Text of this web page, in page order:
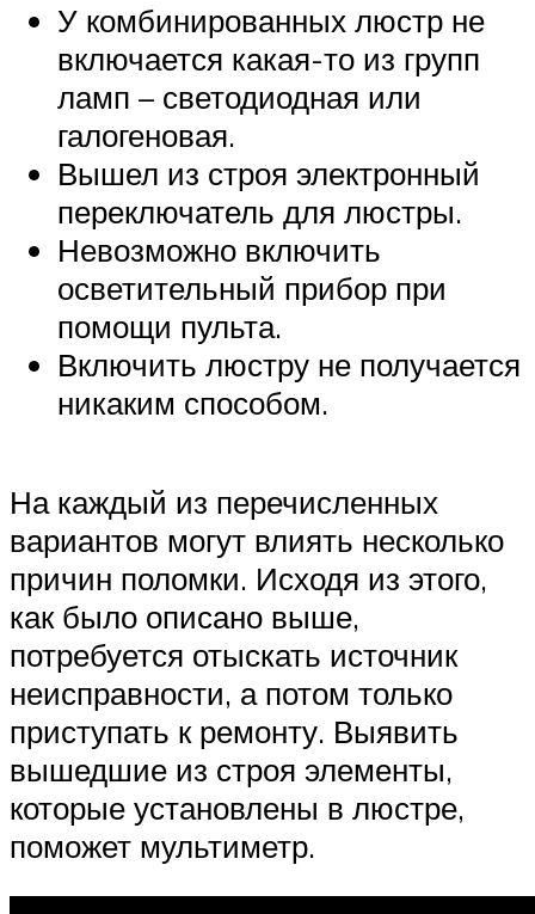
У комбинированных люстр не
включается какая-то из групп
ламп – светодиодная или
галогеновая.
Вышел из строя электронный
переключатель для люстры.
Невозможно включить
осветительный прибор при
помощи пульта.
Включить люстру не получается
никаким способом.
На каждый из перечисленных
вариантов могут влиять несколько
причин поломки. Исходя из этого,
как было описано выше,
потребуется отыскать источник
неисправности, а потом только
приступать к ремонту. Выявить
вышедшие из строя элементы,
которые установлены в люстре,
поможет мультиметр.